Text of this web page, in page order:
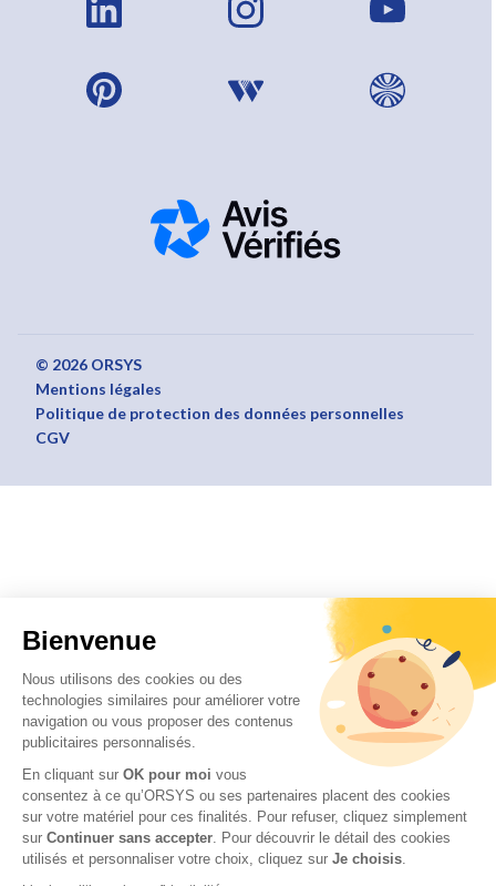
Bienvenue
Nous utilisons des cookies ou des
technologies similaires pour améliorer votre
navigation ou vous proposer des contenus
publicitaires personnalisés.
En cliquant sur OK pour moi vous
consentez à ce qu’ORSYS ou ses partenaires placent des cookies
sur votre matériel pour ces finalités. Pour refuser, cliquez simplement
sur Continuer sans accepter. Pour découvrir le détail des cookies
utilisés et personnaliser votre choix, cliquez sur Je choisis.
© 2026 ORSYS
Mentions légales
Politique de protection des données personnelles
CGV